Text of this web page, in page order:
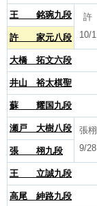
王 銘琬九段
許
10/1
許 家元八段
大橋 拓文六段
井山 裕太棋聖
蘇 耀国九段
瀬戸 大樹八段
張栩
9/28
張 栩九段
王 立誠九段
高尾 紳路九段